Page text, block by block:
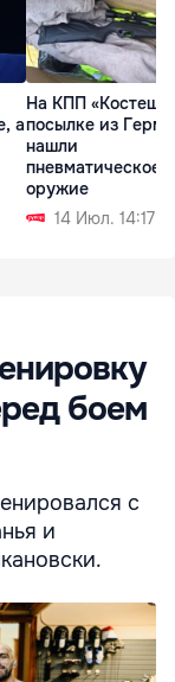
а
На КПП
посылке из
нашли
пневматическое
оружие
14 Июл. 14:17
боем
с
и